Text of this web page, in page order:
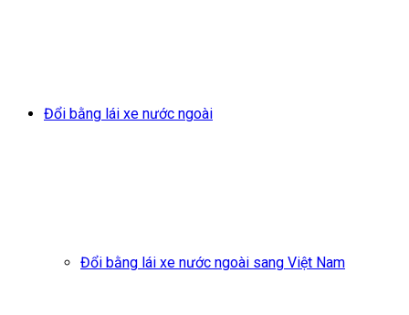
Đổi bằng lái xe nước ngoài
Đổi bằng lái xe nước ngoài sang Việt Nam